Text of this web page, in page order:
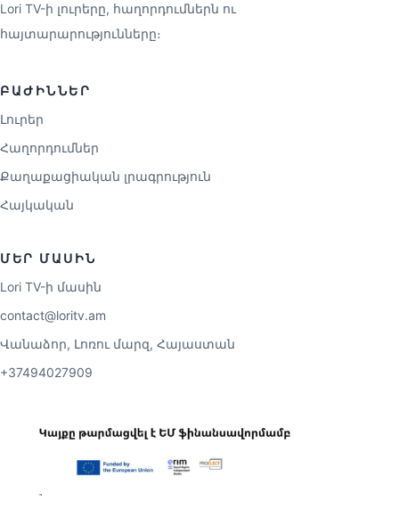
Lori TV-ի լուրերը, հաղորդումներն ու
հայտարարությունները։
ԲԱԺԻՆՆԵՐ
Լուրեր
Հաղորդումներ
Քաղաքացիական լրագրություն
Հայկական
ՄԵՐ ՄԱՍԻՆ
Lori TV-ի մասին
contact@loritv.am
Վանաձոր, Լոռու մարզ, Հայաստան
+37494027909